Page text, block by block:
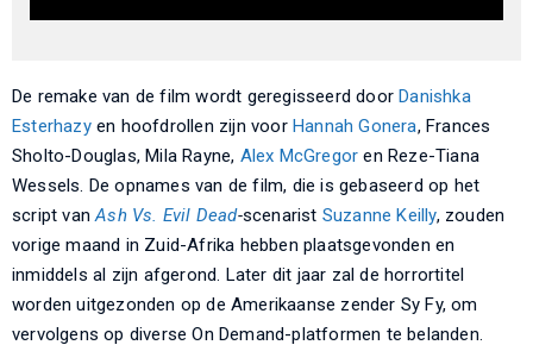
De remake van de film wordt geregisseerd doorDanishka
Esterhazyen hoofdrollen zijn voorHannah Gonera, Frances
Sholto-Douglas, Mila Rayne, Alex McGregor en Reze-Tiana
Wessels. De opnames van de film, die is gebaseerd op het
script vanAsh Vs. Evil Dead-scenarist Suzanne Keilly, zouden
vorige maand in Zuid-Afrika hebben plaatsgevonden en
inmiddels al zijn afgerond. Later dit jaar zal de horrortitel
worden uitgezonden op de Amerikaanse zender Sy Fy, om
vervolgens op diverse On Demand-platformen te belanden.